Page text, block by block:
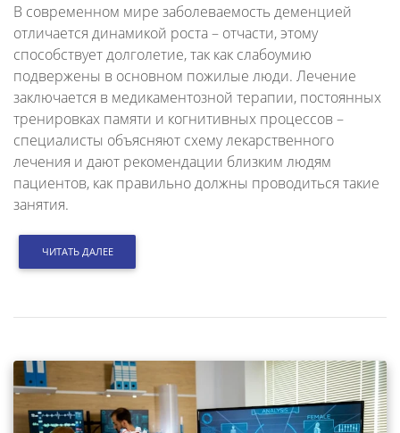
В современном мире заболеваемость деменцией
отличается динамикой роста – отчасти, этому
способствует долголетие, так как слабоумию
подвержены в основном пожилые люди. Лечение
заключается в медикаментозной терапии, постоянных
тренировках памяти и когнитивных процессов –
специалисты объясняют схему лекарственного
лечения и дают рекомендации близким людям
пациентов, как правильно должны проводиться такие
занятия.
ЧИТАТЬ ДАЛЕЕ